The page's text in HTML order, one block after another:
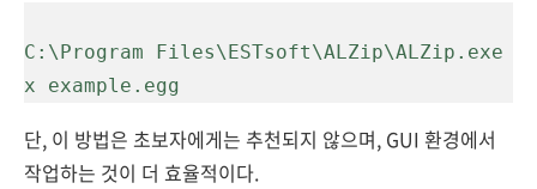
C:\Program Files\ESTsoft\ALZip\ALZip.exe
단, 이 방법은 초보자에게는 추천되지 않으며, GUI 환경에서
작업하는 것이 더 효율적이다.